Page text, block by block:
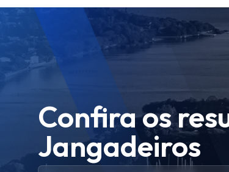
Confira os
Jangadeiros